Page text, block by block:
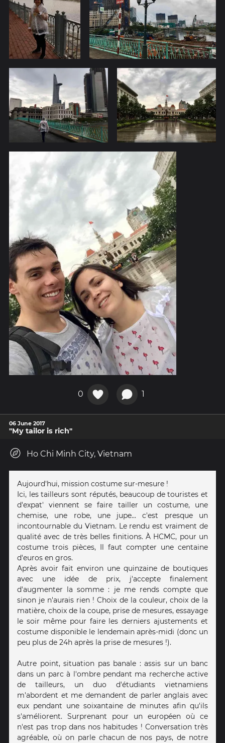
0 1
06 June 2017
"My tailor is rich"
Ho Chi Minh City, Vietnam
Aujourd'hui, mission costume sur-mesure !
Ici, les tailleurs sont réputés, beaucoup de touristes et
d'expat' viennent se faire tailler un costume, une
chemise, une robe, une jupe... c'est presque un
incontournable du Vietnam. Le rendu est vraiment de
qualité avec de très belles finitions. À HCMC, pour un
costume trois pièces, Il faut compter une centaine
d'euros en gros.
Après avoir fait environ une quinzaine de boutiques
avec une idée de prix, j'accepte finalement
d'augmenter la somme : je me rends compte que
sinon je n'aurais rien ! Choix de la couleur, choix de la
matière, choix de la coupe, prise de mesures, essayage
le soir même pour faire les derniers ajustements et
costume disponible le lendemain après-midi (donc un
peu plus de 24h après la prise de mesures !).
Autre point, situation pas banale : assis sur un banc
dans un parc à l'ombre pendant ma recherche active
de tailleurs, un duo d'étudiants vietnamiens
m'abordent et me demandent de parler anglais avec
eux pendant une soixantaine de minutes afin qu'ils
s'améliorent. Surprenant pour un européen où ce
n'est pas trop dans nos habitudes ! Conversation très
agréable, où on parle chacun de nos pays, de notre